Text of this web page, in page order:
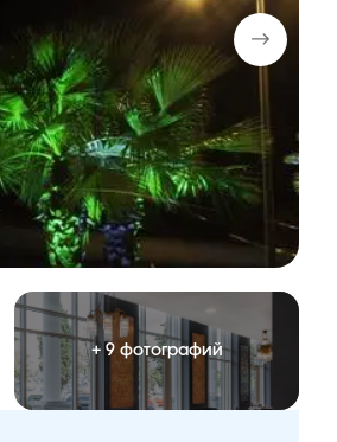
+ 9 фотографий